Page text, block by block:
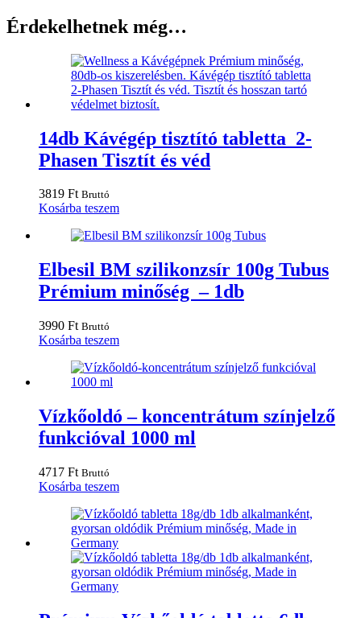
Érdekelhetnek még…
14db Kávégép tisztító tabletta 2-
Phasen Tisztít és véd
3819 Ft Bruttó
Kosárba teszem
Elbesil BM szilikonzsír 100g Tubus
Prémium minőség – 1db
3990 Ft Bruttó
Kosárba teszem
Vízkőoldó – koncentrátum színjelző
funkcióval 1000 ml
4717 Ft Bruttó
Kosárba teszem